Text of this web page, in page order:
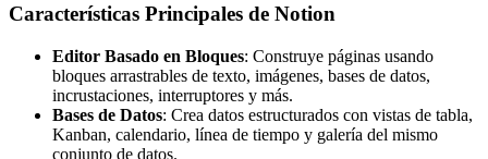
Características Principales de Notion
Editor Basado en Bloques: Construye páginas usando
bloques arrastrables de texto, imágenes, bases de datos,
incrustaciones, interruptores y más.
Bases de Datos: Crea datos estructurados con vistas de tabla,
Kanban, calendario, línea de tiempo y galería del mismo
conjunto de datos.